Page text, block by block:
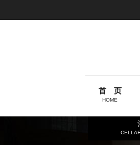
首 页
HOME